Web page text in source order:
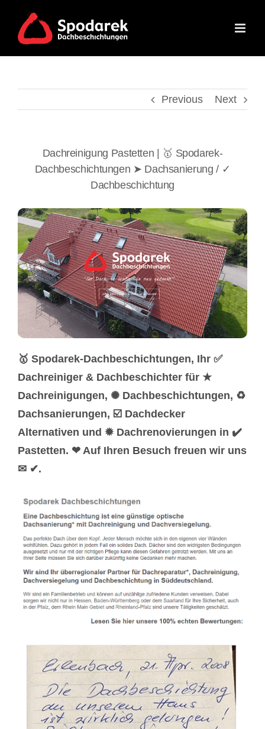
content
Previous Next
Dachreinigung Pastetten | 🥇 Spodarek-
Dachbeschichtungen ➤ Dachsanierung / ✓
Dachbeschichtung
🥇 Spodarek-Dachbeschichtungen, Ihr ✅
Dachreiniger & Dachbeschichter für ★
Dachreinigungen, ✺ Dachbeschichtungen, ♻
Dachsanierungen, ☑️ Dachdecker
Alternativen und ✹ Dachrenovierungen in ✔️
Pastetten. ❤ Auf Ihren Besuch freuen wir uns
✉ ✔.